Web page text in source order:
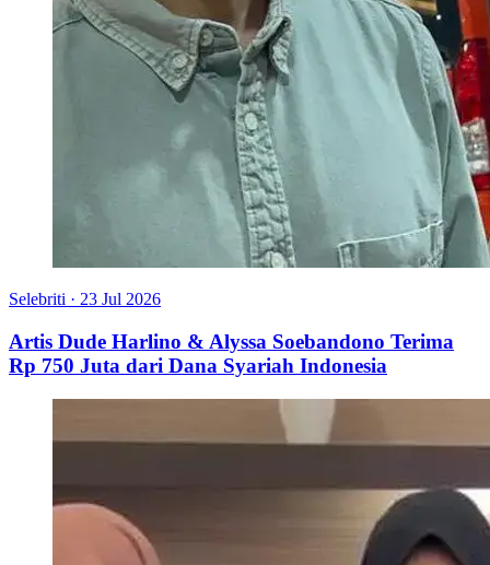
Selebriti · 23 Jul 2026
Artis Dude Harlino & Alyssa Soebandono Terima
Rp 750 Juta dari Dana Syariah Indonesia